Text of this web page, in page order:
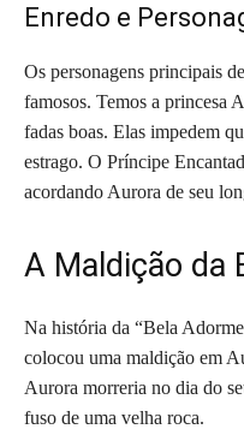
Enredo e
Os personagens principais
famosos. Temos a princesa
fadas boas. Elas impedem
estrago. O Príncipe
acordando Aurora de seu
A Maldição da
Na história da “Bela
colocou uma maldição em
Aurora morreria no dia do
fuso de uma velha roca.